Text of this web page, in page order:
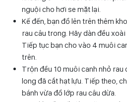
nguội cho hơi se mặt lại.
Kế đến, bạn đổ lên trên thêm
rau câu trong. Hãy dàn đều
Tiếp tục bạn cho vào 4 muôi
trên.
Trộn đều 10 muôi canh nhỏ
long đã cắt hạt lựu. Tiếp theo,
bánh vừa đổ lớp rau câu dừa.